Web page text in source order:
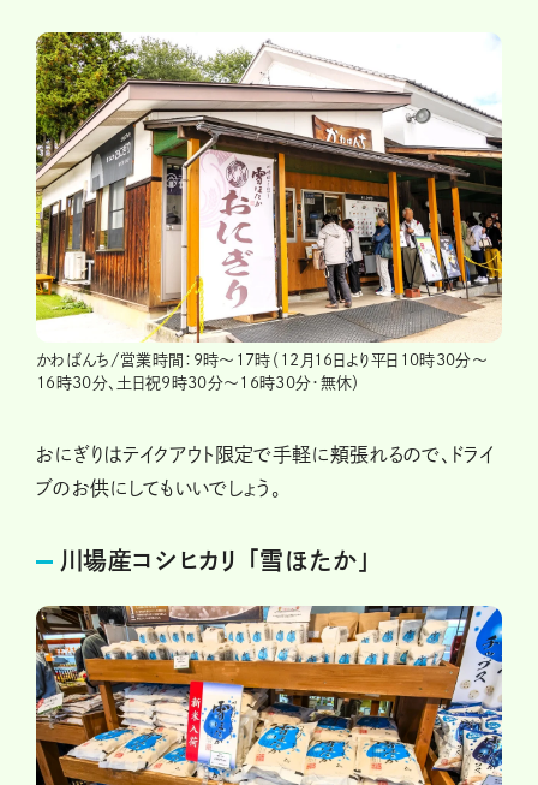
かわばんち/営業時間：9時～17時（12月16日より平日10時30分～
16時30分、土日祝9時30分～16時30分・無休）
おにぎりはテイクアウト限定で手軽に頬張れるので、ドライ
ブのお供にしてもいいでしょう。
川場産コシヒカリ 「雪ほたか」